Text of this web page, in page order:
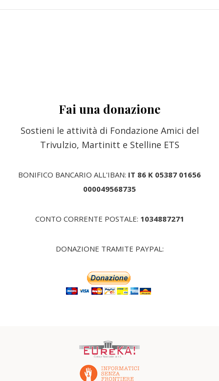
Fai una donazione
Sostieni le attività di Fondazione Amici del
Trivulzio, Martinitt e Stelline ETS
BONIFICO BANCARIO ALL'IBAN: IT 86 K 05387 01656
000049568735
CONTO CORRENTE POSTALE: 1034887271
DONAZIONE TRAMITE PAYPAL: